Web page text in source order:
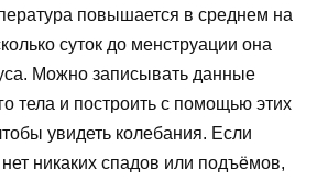
повышается в среднем на
суток до менструации она
Можно записывать данные
тела и построить с помощью этих
увидеть колебания. Если
никаких спадов или подъёмов,